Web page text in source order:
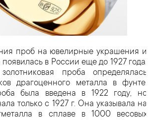
проб на ювелирные украшения и
появилась в России еще до 1927 года.
проба определялась
драгоценного металла в фунте.
была введена в 1922 году, но
только с 1927 г. Она указывала на
в сплаве в 1000 весовых